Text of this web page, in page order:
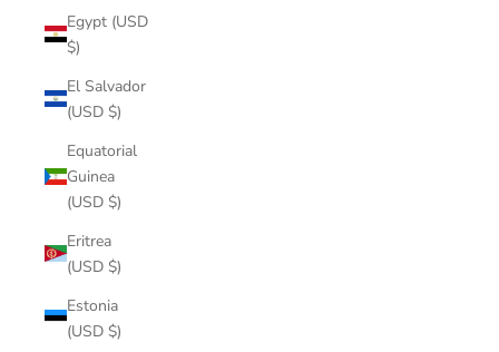
Egypt (USD
$)
El Salvador
(USD $)
Equatorial
Guinea
(USD $)
Eritrea
(USD $)
Estonia
(USD $)